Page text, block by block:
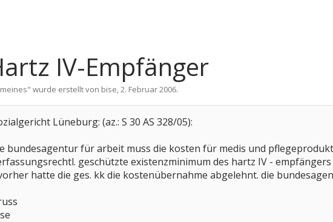
IV-Empfänger
" wurde erstellt von bise,2. Februar 2006.
Lüneburg: (az.: S 30 AS 328/05):
bundesagentur für arbeit muss die kosten für medis und
geschützte existenzminimum des hartz IV -
hatte die ges. kk die kostenübernahme abgelehnt. die